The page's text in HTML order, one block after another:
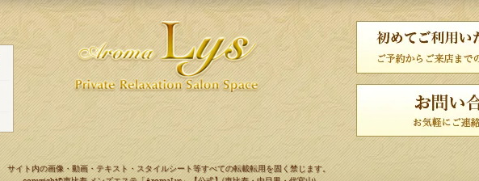
サイト内の画像・動画・テキスト・スタイルシート等すべての転載転用を固く禁じます。